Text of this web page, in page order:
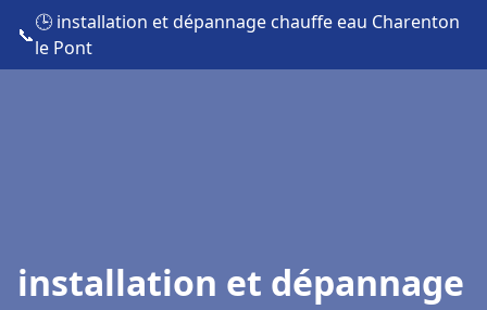
📞
🕒 installation et dépannage chauffe eau Charenton
le Pont
installation et dépannage